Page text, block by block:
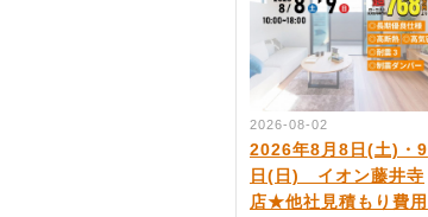
2026-08-02
2026年8月8日(土)・9
日(日) イオン藤井寺
店★他社見積もり費用